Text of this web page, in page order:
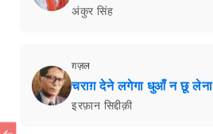
अंकुर सिंह
ग़ज़ल
चराग़ देने लगेगा धुआँ न छू लेना
इरफ़ान सिद्दीक़ी